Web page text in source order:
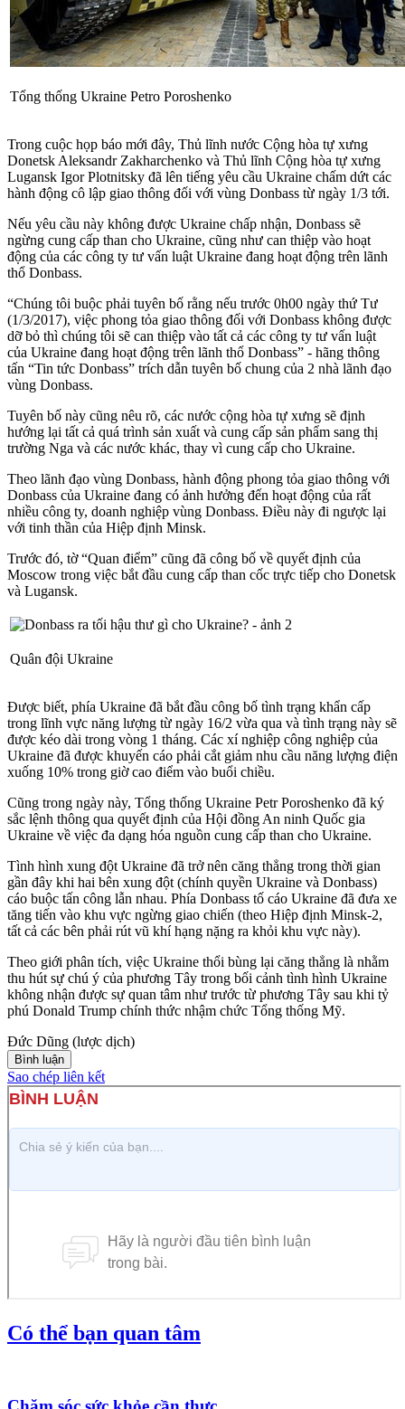
Tổng thống Ukraine Petro Poroshenko
Trong cuộc họp báo mới đây, Thủ lĩnh nước Cộng hòa tự xưng
Donetsk Aleksandr Zakharchenko và Thủ lĩnh Cộng hòa tự xưng
Lugansk Igor Plotnitsky đã lên tiếng yêu cầu Ukraine chấm dứt các
hành động cô lập giao thông đối với vùng Donbass từ ngày 1/3 tới.
Nếu yêu cầu này không được Ukraine chấp nhận, Donbass sẽ
ngừng cung cấp than cho Ukraine, cũng như can thiệp vào hoạt
động của các công ty tư vấn luật Ukraine đang hoạt động trên lãnh
thổ Donbass.
“Chúng tôi buộc phải tuyên bố rằng nếu trước 0h00 ngày thứ Tư
(1/3/2017), việc phong tỏa giao thông đối với Donbass không được
dỡ bỏ thì chúng tôi sẽ can thiệp vào tất cả các công ty tư vấn luật
của Ukraine đang hoạt động trên lãnh thổ Donbass” - hãng thông
tấn “Tin tức Donbass” trích dẫn tuyên bố chung của 2 nhà lãnh đạo
vùng Donbass.
Tuyên bố này cũng nêu rõ, các nước cộng hòa tự xưng sẽ định
hướng lại tất cả quá trình sản xuất và cung cấp sản phẩm sang thị
trường Nga và các nước khác, thay vì cung cấp cho Ukraine.
Theo lãnh đạo vùng Donbass, hành động phong tỏa giao thông với
Donbass của Ukraine đang có ảnh hưởng đến hoạt động của rất
nhiều công ty, doanh nghiệp vùng Donbass. Điều này đi ngược lại
với tinh thần của Hiệp định Minsk.
Trước đó, tờ “Quan điểm” cũng đã công bố về quyết định của
Moscow trong việc bắt đầu cung cấp than cốc trực tiếp cho Donetsk
và Lugansk.
Quân đội Ukraine
Được biết, phía Ukraine đã bắt đầu công bố tình trạng khẩn cấp
trong lĩnh vực năng lượng từ ngày 16/2 vừa qua và tình trạng này sẽ
được kéo dài trong vòng 1 tháng. Các xí nghiệp công nghiệp của
Ukraine đã được khuyến cáo phải cắt giảm nhu cầu năng lượng điện
xuống 10% trong giờ cao điểm vào buổi chiều.
Cũng trong ngày này, Tổng thống Ukraine Petr Poroshenko đã ký
sắc lệnh thông qua quyết định của Hội đồng An ninh Quốc gia
Ukraine về việc đa dạng hóa nguồn cung cấp than cho Ukraine.
Tình hình xung đột Ukraine đã trở nên căng thẳng trong thời gian
gần đây khi hai bên xung đột (chính quyền Ukraine và Donbass)
cáo buộc tấn công lẫn nhau. Phía Donbass tố cáo Ukraine đã đưa xe
tăng tiến vào khu vực ngừng giao chiến (theo Hiệp định Minsk-2,
tất cả các bên phải rút vũ khí hạng nặng ra khỏi khu vực này).
Theo giới phân tích, việc Ukraine thổi bùng lại căng thẳng là nhằm
thu hút sự chú ý của phương Tây trong bối cảnh tình hình Ukraine
không nhận được sự quan tâm như trước từ phương Tây sau khi tỷ
phú Donald Trump chính thức nhậm chức Tổng thống Mỹ.
Đức Dũng (lược dịch)
Bình luận
Sao chép liên kết
Có thể bạn quan tâm